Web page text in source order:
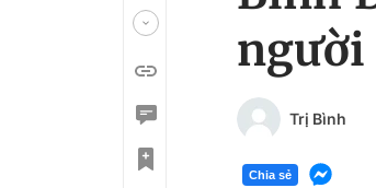
người
Trị Bình
Chia sẻ